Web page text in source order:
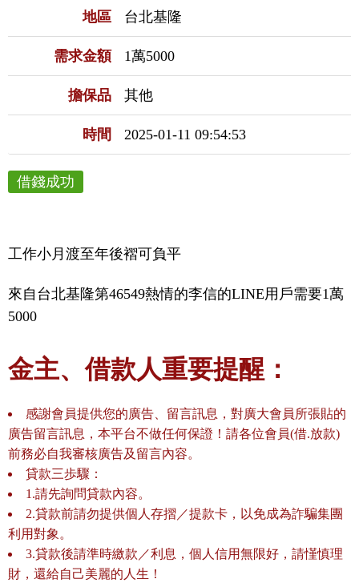
地區 台北基隆
需求金額 1萬5000
擔保品 其他
時間 2025-01-11 09:54:53
借錢成功
工作小月渡至年後褶可負平
來自台北基隆第46549熱情的李信的LINE用戶需要1萬
5000
金主、借款人重要提醒：
感謝會員提供您的廣告、留言訊息，對廣大會員所張貼的
廣告留言訊息，本平台不做任何保證！請各位會員(借.放款)
前務必自我審核廣告及留言內容。
貸款三歩驟：
1.請先詢問貸款內容。
2.貸款前請勿提供個人存摺／提款卡，以免成為詐騙集團
利用對象。
3.貸款後請準時繳款／利息，個人信用無限好，請慬慎理
財，還給自己美麗的人生！